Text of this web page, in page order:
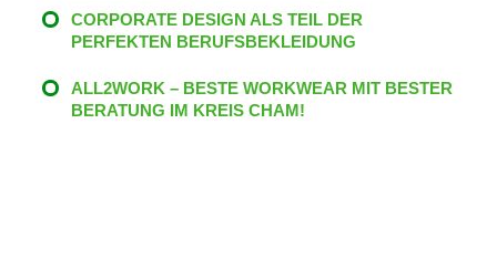
CORPORATE DESIGN ALS TEIL DER
PERFEKTEN BERUFSBEKLEIDUNG
ALL2WORK – BESTE WORKWEAR MIT BESTER
BERATUNG IM KREIS CHAM!